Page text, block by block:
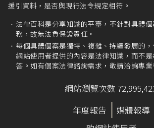
援引資料，是否與現行法令規定相符。
法律百科是分享知識的平臺，不針對具體
務，故無法負保證責任。
每個具體個案是獨特、複雜、持續發展的
網站使用者提供的內容是法律知識，而不
答。如有個案法律諮詢需求，敬請洽詢專業
網站瀏覽次數
年度報告
媒體報導